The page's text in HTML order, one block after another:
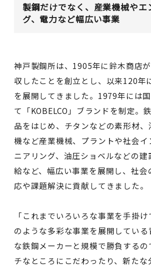
製鋼だけでなく、産業機械やエ
グ、電力など幅広い事業
神戸製鋼所は、1905年に鈴木商店
収したことを創立とし、以来120年
を展開してきました。1979年には
て「KOBELCO」ブランドを制定。
品をはじめ、チタンなどの素形材、
機など産業機械、プラントや社会イ
ニアリング、油圧ショベルなどの建
給など、幅広い事業を展開し、社会
応や課題解決に貢献してきました。
「これまでいろいろな事業を手掛
のような多彩な事業を展開している
な鉄鋼メーカーと規模で勝負するの
チなところにこだわったり、新たな